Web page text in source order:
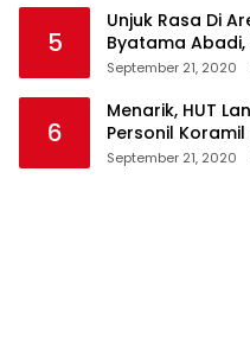
5
Unjuk Rasa Di
Byatama
Pantai Tuntut
September 21, 2020
6
Menarik, HUT
Personil
September 21, 2020